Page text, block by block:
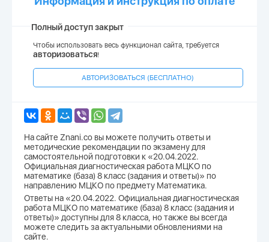
Полный доступ закрыт
Чтобы использовать весь функционал сайта, требуется
авторизоваться!
АВТОРИЗОВАТЬСЯ (БЕСПЛАТНО)
На сайте Znani.co вы можете получить ответы и
методические рекомендации по экзамену для
самостоятельной подготовки к «20.04.2022.
Официальная диагностическая работа МЦКО по
математике (база) 8 класс (задания и ответы)» по
направлению МЦКО по предмету Математика.
Ответы на «20.04.2022. Официальная диагностическая
работа МЦКО по математике (база) 8 класс (задания и
ответы)» доступны для 8 класса, но также вы всегда
можете следить за актуальными обновлениями на
сайте.